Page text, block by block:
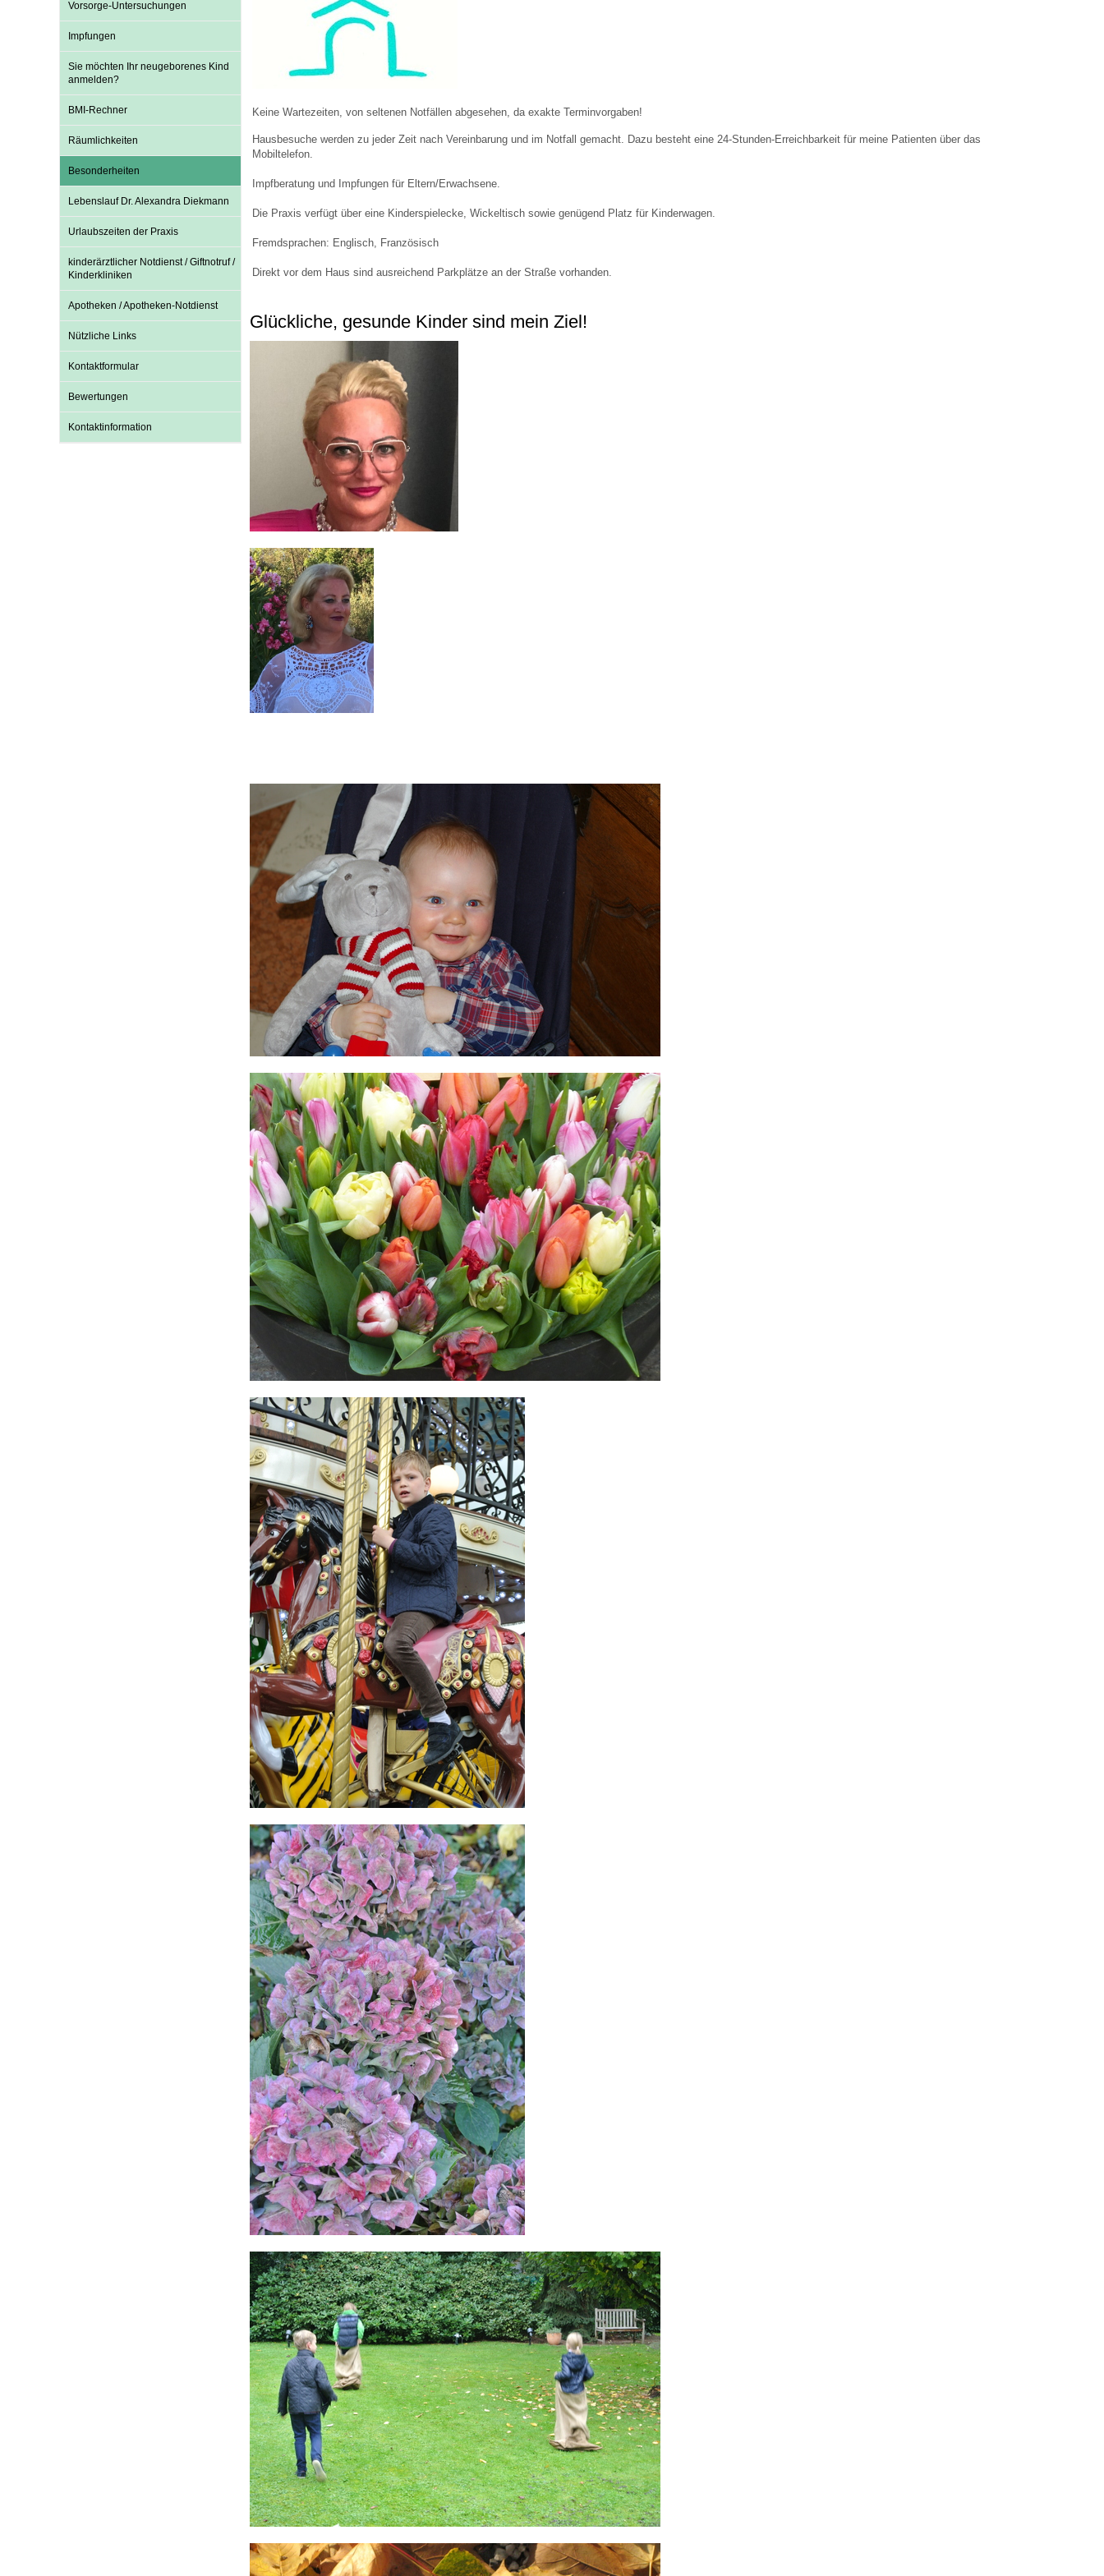
Impfsicherheit
Recht auf Impfung
Vorsorge- und Impferinnerung
Empfehlungen zum Bildschirmmediengebrauch
Material zu den Vorsorgen
Entwicklungskalender
Broschüren und Informationsflyer
Familienzeit gesund gestalten
U0-Vorsorge
Vorsorge-Untersuchungen
Impfungen
Sie möchten Ihr neugeborenes Kind
anmelden?
BMI-Rechner
Räumlichkeiten
Besonderheiten
Lebenslauf Dr. Alexandra Diekmann
Urlaubszeiten der Praxis
kinderärztlicher Notdienst / Giftnotruf /
Kinderkliniken
Apotheken / Apotheken-Notdienst
Nützliche Links
Kontaktformular
Bewertungen
Kontaktinformation
Keine Wartezeiten, von seltenen Notfällen abgesehen, da exakte Terminvorgaben!
Hausbesuche werden zu jeder Zeit nach Vereinbarung und im Notfall gemacht. Dazu besteht eine 24-Stunden-Erreichbarkeit für meine Patienten über das
Mobiltelefon.
Impfberatung und Impfungen für Eltern/Erwachsene.
Die Praxis verfügt über eine Kinderspielecke, Wickeltisch sowie genügend Platz für Kinderwagen.
Fremdsprachen: Englisch, Französisch
Direkt vor dem Haus sind ausreichend Parkplätze an der Straße vorhanden.
Glückliche, gesunde Kinder sind mein Ziel!